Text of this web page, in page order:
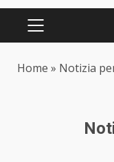
PRIMARY
Home » Notizia